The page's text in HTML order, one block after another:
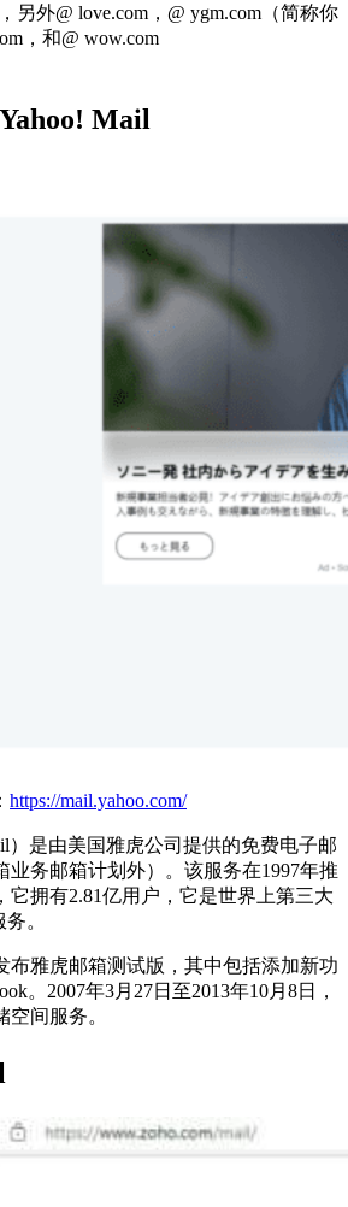
另外@ love.com，@ ygm.com（简称你
，和@ wow.com
Mail
https://mail.yahoo.com/
）是由美国雅虎公司提供的免费电子邮
业务邮箱计划外）。该服务在1997年推
它拥有2.81亿用户，它是世界上第三大
。
布雅虎邮箱测试版，其中包括添加新功
。2007年3月27日至2013年10月8日，
间服务。